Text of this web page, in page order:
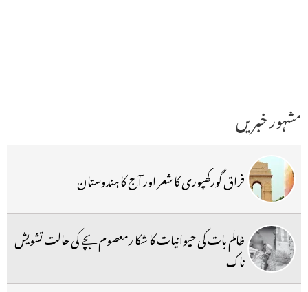
مشہور خبریں
فراق گورکھپوری کا شعر اور آج کا ہندوستان
ظالم بات کی حیوانیات کا شکا رمعصوم بچے کی حالت تشویش
ناک